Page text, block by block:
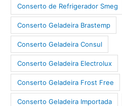
Conserto de Refrigerador Smeg
Conserto Geladeira Brastemp
Conserto Geladeira Consul
Conserto Geladeira Electrolux
Conserto Geladeira Frost Free
Conserto Geladeira Importada